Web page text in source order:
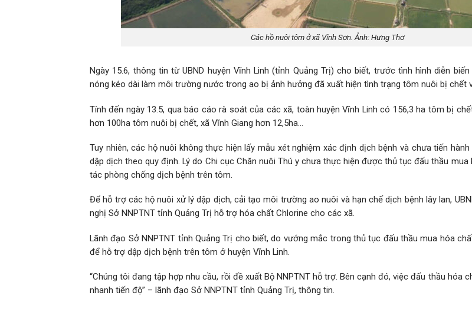
Các hồ nuôi tôm ở xã Vĩnh Sơn. Ảnh: Hưng Thơ
Ngày 15.6, thông tin từ UBND huyện Vĩnh Linh (tỉnh Quảng Trị) cho biết, trước tình hình diễn
nóng kéo dài làm môi trường nước trong ao bị ảnh hưởng đã xuất hiện tình trạng tôm nuôi bị chết
Tính đến ngày 13.5, qua báo cáo rà soát của các xã, toàn huyện Vĩnh Linh có 156,3 ha tôm bị
hơn 100ha tôm nuôi bị chết, xã Vĩnh Giang hơn 12,5ha…
Tuy nhiên, các hộ nuôi không thực hiện lấy mẫu xét nghiệm xác định dịch bệnh và chưa tiến
dập dịch theo quy định. Lý do Chi cục Chăn nuôi Thú y chưa thực hiện được thủ tục đấu thầu
tác phòng chống dịch bệnh trên tôm.
Để hỗ trợ các hộ nuôi xử lý dập dịch, cải tạo môi trường ao nuôi và hạn chế dịch bệnh lây lan,
nghị Sở NNPTNT tỉnh Quảng Trị hỗ trợ hóa chất Chlorine cho các xã.
Lãnh đạo Sở NNPTNT tỉnh Quảng Trị cho biết, do vướng mắc trong thủ tục đấu thầu mua hóa
để hỗ trợ dập dịch bệnh trên tôm ở huyện Vĩnh Linh.
“Chúng tôi đang tập hợp nhu cầu, rồi đề xuất Bộ NNPTNT hỗ trợ. Bên cạnh đó, việc đấu thầu hóa
nhanh tiến độ” – lãnh đạo Sở NNPTNT tỉnh Quảng Trị, thông tin.